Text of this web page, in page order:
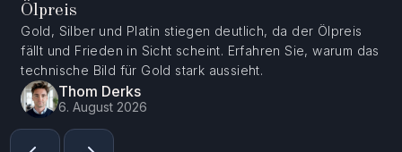
Ölpreis
Gold, Silber und Platin stiegen deutlich, da der Ölpreis
fällt und Frieden in Sicht scheint. Erfahren Sie, warum das
technische Bild für Gold stark aussieht.
Thom Derks
6. August 2026